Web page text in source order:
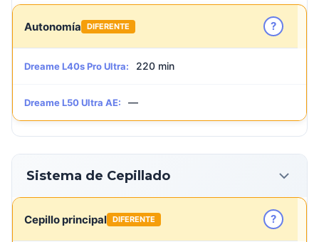
Autonomía DIFERENTE ?
Dreame L40s Pro Ultra: 220 min
Dreame L50 Ultra AE: —
Sistema de Cepillado
Cepillo principal DIFERENTE ?